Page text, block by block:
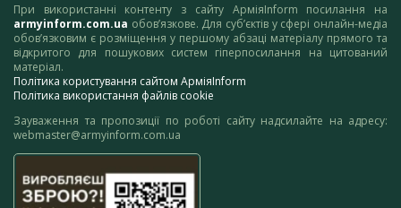
При використанні контенту з сайту АрміяInform посилання на
armyinform.com.ua обов’язкове. Для суб’єктів у сфері онлайн-медіа
обов’язковим є розміщення у першому абзаці матеріалу прямого та
відкритого для пошукових систем гіперпосилання на цитований
матеріал.
Політика користування сайтом АрміяInform
Політика використання файлів cookie
Зауваження та пропозиції по роботі сайту надсилайте на адресу:
webmaster@armyinform.com.ua